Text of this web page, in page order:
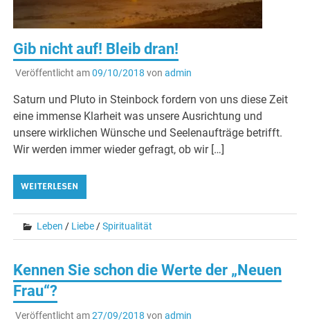
Gib nicht auf! Bleib dran!
Veröffentlicht am09/10/2018 von admin
Saturn und Pluto in Steinbock fordern von uns diese Zeit
eine immense Klarheit was unsere Ausrichtung und
unsere wirklichen Wünsche und Seelenaufträge betrifft.
Wir werden immer wieder gefragt, ob wir […]
WEITERLESEN
Leben / Liebe/Spiritualität
Kennen Sie schon die Werte der „Neuen
Frau“?
Veröffentlicht am27/09/2018 von admin